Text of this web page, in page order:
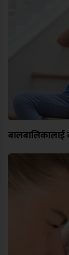
बालबालिकालाई